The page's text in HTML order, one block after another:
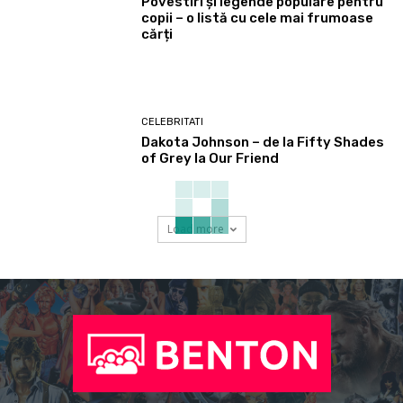
copii – o listă cu cele mai frumoase
cărți
CELEBRITATI
Dakota Johnson – de la Fifty Shades
of Grey la Our Friend
Load more